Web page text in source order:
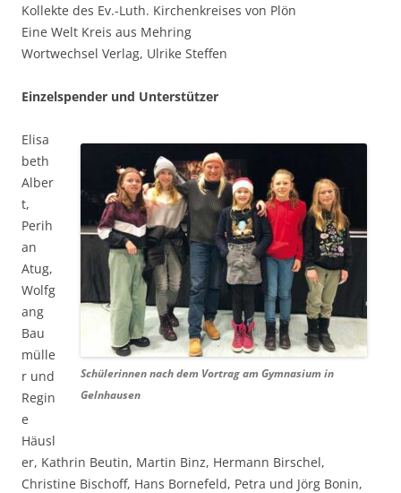
Kollekte des Ev.-Luth. Kirchenkreises von Plön
Eine Welt Kreis aus Mehring
Wortwechsel Verlag, Ulrike Steffen
Einzelspender und Unterstützer
Schülerinnen nach dem Vortrag am Gymnasium in
Gelnhausen
Elisa
beth
Alber
t,
Perih
an
Atug,
Wolfg
ang
Bau
mülle
r und
Regin
e
Häusl
er, Kathrin Beutin, Martin Binz, Hermann Birschel,
Christine Bischoff, Hans Bornefeld, Petra und Jörg Bonin,